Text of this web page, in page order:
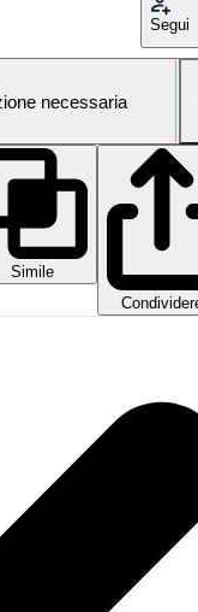
Segui
necessaria
Simile